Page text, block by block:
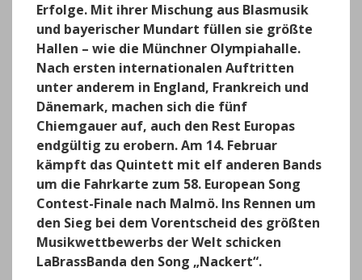
Erfolge. Mit ihrer Mischung aus Blasmusik
und bayerischer Mundart füllen sie größte
Hallen – wie die Münchner Olympiahalle.
Nach ersten internationalen Auftritten
unter anderem in England, Frankreich und
Dänemark, machen sich die fünf
Chiemgauer auf, auch den Rest Europas
endgültig zu erobern. Am 14. Februar
kämpft das Quintett mit elf anderen Bands
um die Fahrkarte zum 58. European Song
Contest-Finale nach Malmö. Ins Rennen um
den Sieg bei dem Vorentscheid des größten
Musikwettbewerbs der Welt schicken
LaBrassBanda den Song „Nackert“.